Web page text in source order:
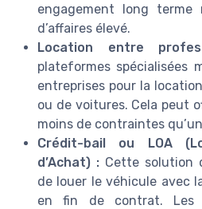
engagement long
d’affaires élevé.
Location entre
plateformes spécialisées
entreprises pour la
ou de voitures. Cela peut
moins de contraintes
Crédit-bail ou LOA
d’Achat) : Cette solution
de louer le véhicule avec
en fin de contrat. Les